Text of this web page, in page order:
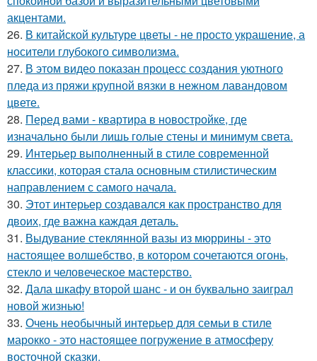
акцентами.
26. В китайской культуре цветы - не просто украшение, а
носители глубокого символизма.
27. В этом видео показан процесс создания уютного
пледа из пряжи крупной вязки в нежном лавандовом
цвете.
28. Перед вами - квартира в новостройке, где
изначально были лишь голые стены и минимум света.
29. Интерьер выполненный в стиле современной
классики, которая стала основным стилистическим
направлением с самого начала.
30. Этот интерьер создавался как пространство для
двоих, где важна каждая деталь.
31. Выдувание стеклянной вазы из мюррины - это
настоящее волшебство, в котором сочетаются огонь,
стекло и человеческое мастерство.
32. Дала шкафу второй шанс - и он буквально заиграл
новой жизнью!
33. Очень необычный интерьер для семьи в стиле
марокко - это настоящее погружение в атмосферу
восточной сказки.